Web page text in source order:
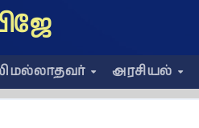
அரசியல்